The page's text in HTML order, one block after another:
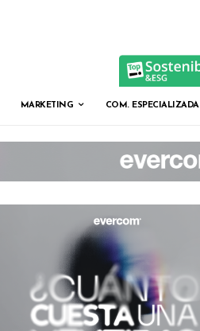
MARKETING COM. ESPECIALIZADA